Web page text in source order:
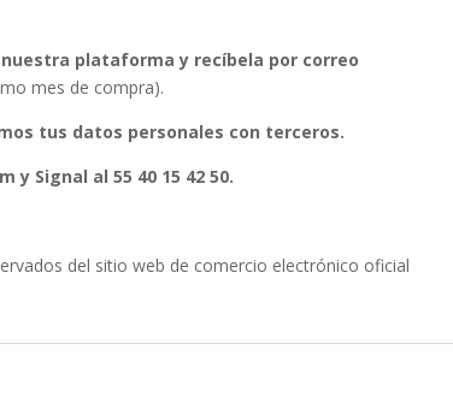
plataforma y recíbela por correo
mes de compra).
tus datos personales con terceros.
Signal al 55 40 15 42 50.
del sitio web de comercio electrónico oficial